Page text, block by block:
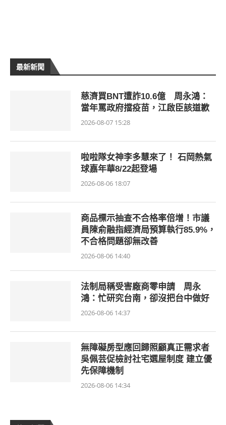
最新新聞
慈濟買BNT遭詐10.6億 周永鴻：
當年罵政府擋疫苗，江啟臣該道歉
2026-08-07 15:28
啦啦隊女神李多慧來了！ 石岡熱氣
球嘉年華8/22起登場
2026-08-06 18:07
商品標示抽查不合格率倍增！市議
員陳俞融指經濟局預算執行85.9%，
不合格問題卻無改善
2026-08-06 14:40
法制局稱受害廠商零申請 周永
鴻：忙研究台南，卻沒把台中做好
2026-08-06 14:37
無障礙房型應回歸照顧真正需求者
吳佩芸促檢討社宅選屋制度 建立優
先保障機制
2026-08-06 14:34